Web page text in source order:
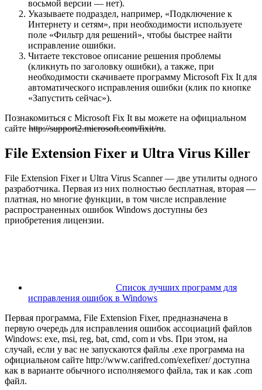
восьмой версии — нет).
Указываете подраздел, например, «Подключение к
Интернету и сетям», при необходимости используете
поле «Фильтр для решений», чтобы быстрее найти
исправление ошибки.
Читаете текстовое описание решения проблемы
(кликнуть по заголовку ошибки), а также, при
необходимости скачиваете программу Microsoft Fix It для
автоматического исправления ошибки (клик по кнопке
«Запустить сейчас»).
Познакомиться с Microsoft Fix It вы можете на официальном
сайте http://support2.microsoft.com/fixit/ru.
File Extension Fixer и Ultra Virus Killer
File Extension Fixer и Ultra Virus Scanner — две утилиты одного
разработчика. Первая из них полностью бесплатная, вторая —
платная, но многие функции, в том числе исправление
распространенных ошибок Windows доступны без
приобретения лицензии.
Список лучших программ для
исправления ошибок в Windows
Первая программа, File Extension Fixer, предназначена в
первую очередь для исправления ошибок ассоциаций файлов
Windows: exe, msi, reg, bat, cmd, com и vbs. При этом, на
случай, если у вас не запускаются файлы .exe программа на
официальном сайте http://www.carifred.com/exefixer/ доступна
как в варианте обычного исполняемого файла, так и как .com
файл.